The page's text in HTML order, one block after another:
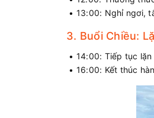
• 13:00: Nghỉ ngơi,
3. Buổi Chiều:
• 14:00: Tiếp tục
• 16:00: Kết thúc